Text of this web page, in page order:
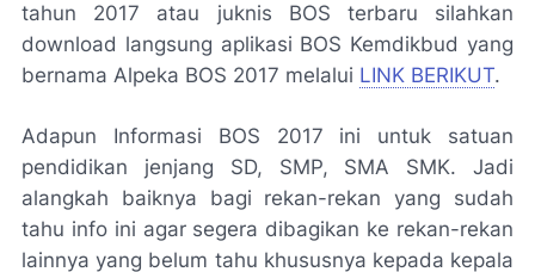
tahun 2017 atau juknis BOS terbaru silahkan
download langsung aplikasi BOS Kemdikbud yang
bernama Alpeka BOS 2017 melalui LINK BERIKUT.
Adapun Informasi BOS 2017 ini untuk satuan
pendidikan jenjang SD, SMP, SMA SMK. Jadi
alangkah baiknya bagi rekan-rekan yang sudah
tahu info ini agar segera dibagikan ke rekan-rekan
lainnya yang belum tahu khususnya kepada kepala